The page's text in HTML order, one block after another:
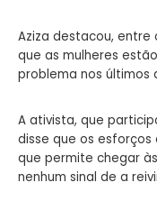
Aziza destacou, entre
que as mulheres
problema nos últimos
A ativista, que
disse que os esforços
que permite chegar
nenhum sinal de a